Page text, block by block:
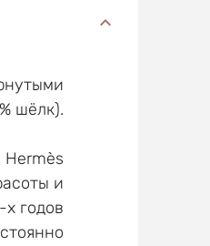
шёлк).
Hermès
и
годов